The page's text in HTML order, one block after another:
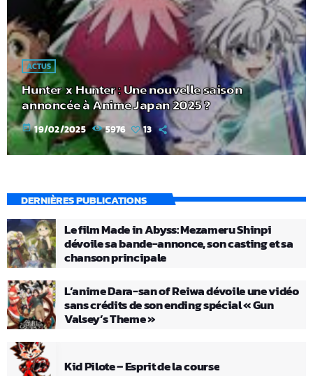
ACTUS
Hunter x Hunter : Une nouvelle saison
annoncée à Anime Japan 2025 ?
today 19/02/2025 5976 13
DERNIÈRES PUBLICATIONS
Le film Made in Abyss: Mezameru Shinpi
dévoile sa bande-annonce, son casting et sa
chanson principale
L’anime Dara-san of Reiwa dévoile une vidéo
sans crédits de son ending spécial « Gun
Valsey’s Theme »
Kid Pilote – Esprit de la course